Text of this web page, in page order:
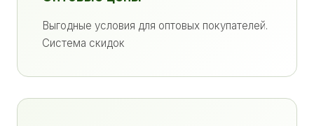
Выгодные условия для оптовых покупателей.
Система скидок